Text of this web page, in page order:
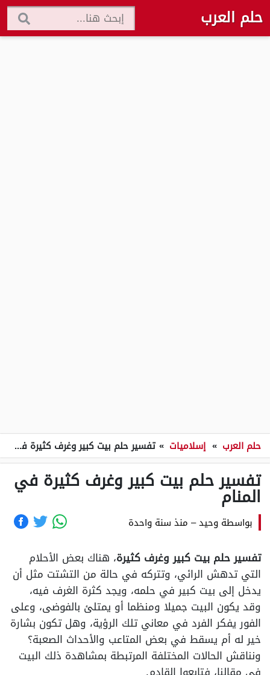
حلم العرب
حلم العرب » إسلاميات » تفسير حلم بيت كبير وغرف كثيرة في المنام
تفسير حلم بيت كبير وغرف كثيرة في
المنام
بواسطة وحيد– منذ سنة واحدة
تفسير حلم بيت كبير وغرف كثيرة، هناك بعض الأحلام
التي تدهش الرائي، وتتركه في حالة من التشتت مثل أن
يدخل إلى بيت كبير في حلمه، ويجد كثرة الغرف فيه،
وقد يكون البيت جميلا ومنظما أو يمتلئ بالفوضى، وعلى
الفور يفكر الفرد في معاني تلك الرؤية، وهل تكون بشارة
خير له أم يسقط في بعض المتاعب والأحداث الصعبة؟
ونناقش الحالات المختلفة المرتبطة بمشاهدة ذلك البيت